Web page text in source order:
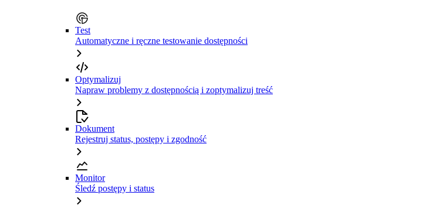
Test
Automatyczne i ręczne testowanie dostępności
Optymalizuj
Napraw problemy z dostępnością i zoptymalizuj treść
Dokument
Rejestruj status, postępy i zgodność
Monitor
Śledź postępy i status